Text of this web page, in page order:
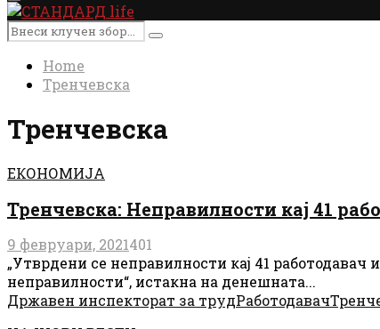
Primary
Menu
Search
for:
Search
Home
Тренчевска
Тренчевска
ЕКОНОМИЈА
Тренчевска: Неправилности кај 41
9 февруари, 2021401
„Утврдени се неправилности кај 41
неправилности“, истакна на денешната...
Државен инспекторат за трудРаботодавач